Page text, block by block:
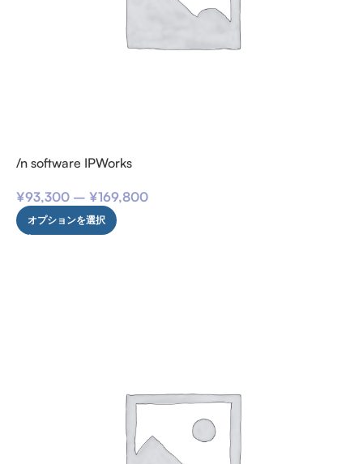
/n software IPWorks
¥93,300 – ¥169,800
オプションを選択